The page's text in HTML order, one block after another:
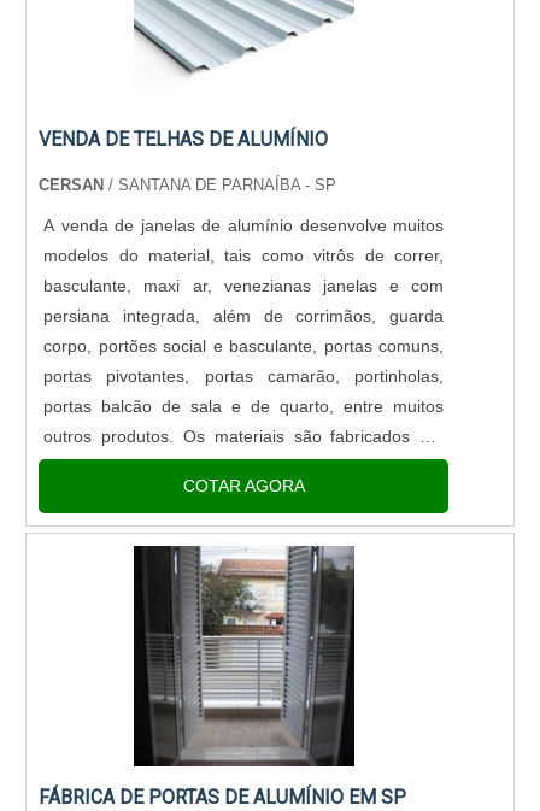
VENDA DE TELHAS DE ALUMÍNIO
CERSAN / SANTANA DE PARNAÍBA - SP
A venda de janelas de alumínio desenvolve muitos
modelos do material, tais como vitrôs de correr,
basculante, maxi ar, venezianas janelas e com
persiana integrada, além de corrimãos, guarda
corpo, portões social e basculante, portas comuns,
portas pivotantes, portas camarão, portinholas,
portas balcão de sala e de quarto, entre muitos
outros produtos. Os materiais são fabricados em
uma série de cores, tais como brilhante, branco,
COTAR AGORA
FÁBRICA DE PORTAS DE ALUMÍNIO EM SP